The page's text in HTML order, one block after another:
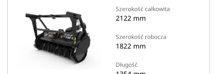
Szerokość całkowita
2122 mm
Szerokość robocza
1822 mm
Długość